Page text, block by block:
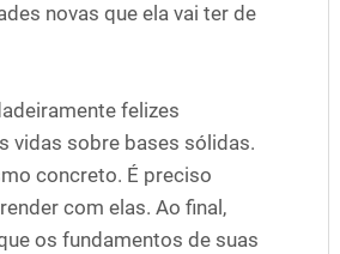
novas que ela vai ter de
felizes
vidas sobre bases sólidas.
concreto. É preciso
com elas. Ao final,
os fundamentos de suas